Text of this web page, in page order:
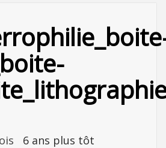
6 ans plus tôt